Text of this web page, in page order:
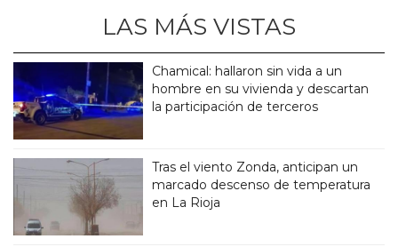
LAS MÁS VISTAS
Chamical: hallaron sin vida a un
hombre en su vivienda y descartan
la participación de terceros
Tras el viento Zonda, anticipan un
marcado descenso de temperatura
en La Rioja